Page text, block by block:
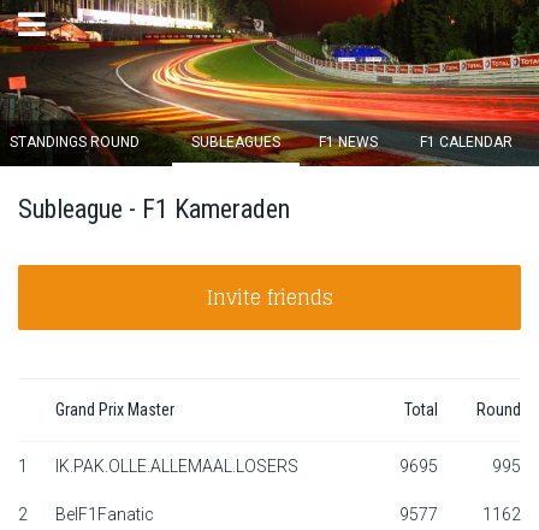
×
13d :
Login
Standings
Standings round
STANDINGS ROUND SUBLEAGUES F1 NEWS F1 CALENDAR
Subleague - F1 Kameraden
Invite friends
Grand Prix Master Total Round
1 IK.PAK.OLLE.ALLEMAAL.LOSERS 9695 995
2 BelF1Fanatic 9577 1162